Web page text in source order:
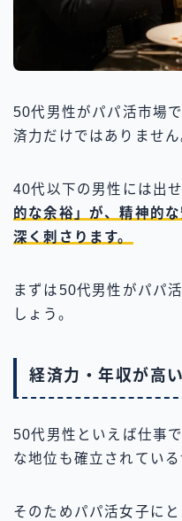
50代男性がパパ活市場
済力だけではありません
40代以下の男性には出
的な余裕」が、精神的
深く刺さります。
まずは50代男性がパパ
しょう。
経済力・年収が高
50代男性といえば仕事
な地位も確立されている
そのためパパ活女子に